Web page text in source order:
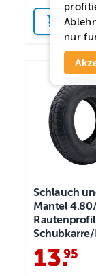
Schlauch
Mantel
Rautenprofil
13.
95
nur